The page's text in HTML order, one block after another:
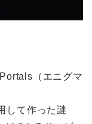
（エニグマ
して作った謎